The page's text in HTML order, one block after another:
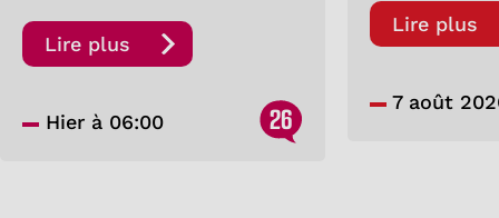
Lire plus
Hier à 06:00 26
Lire plus
7 août